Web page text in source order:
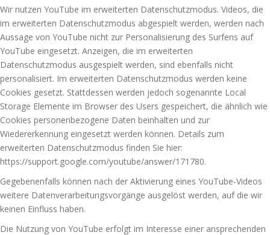
Wir nutzen YouTube im erweiterten Datenschutzmodus. Videos, die
im erweiterten Datenschutzmodus abgespielt werden, werden nach
Aussage von YouTube nicht zur Personalisierung des Surfens auf
YouTube eingesetzt. Anzeigen, die im erweiterten
Datenschutzmodus ausgespielt werden, sind ebenfalls nicht
personalisiert. Im erweiterten Datenschutzmodus werden keine
Cookies gesetzt. Stattdessen werden jedoch sogenannte Local
Storage Elemente im Browser des Users gespeichert, die ähnlich wie
Cookies personenbezogene Daten beinhalten und zur
Wiedererkennung eingesetzt werden können. Details zum
erweiterten Datenschutzmodus finden Sie hier:
https://support.google.com/youtube/answer/171780.
Gegebenenfalls können nach der Aktivierung eines YouTube-Videos
weitere Datenverarbeitungsvorgänge ausgelöst werden, auf die wir
keinen Einfluss haben.
Die Nutzung von YouTube erfolgt im Interesse einer ansprechenden